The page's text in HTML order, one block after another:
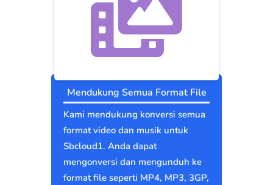
Mendukung Semua Format File
Kami mendukung konversi semua
format video dan musik untuk
Sbcloud1. Anda dapat
mengonversi dan mengunduh ke
format file seperti MP4, MP3, 3GP,